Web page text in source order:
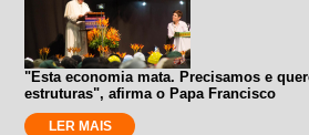
"Esta economia mata. Precisamos e
estruturas", afirma o Papa Francisco
LER MAIS